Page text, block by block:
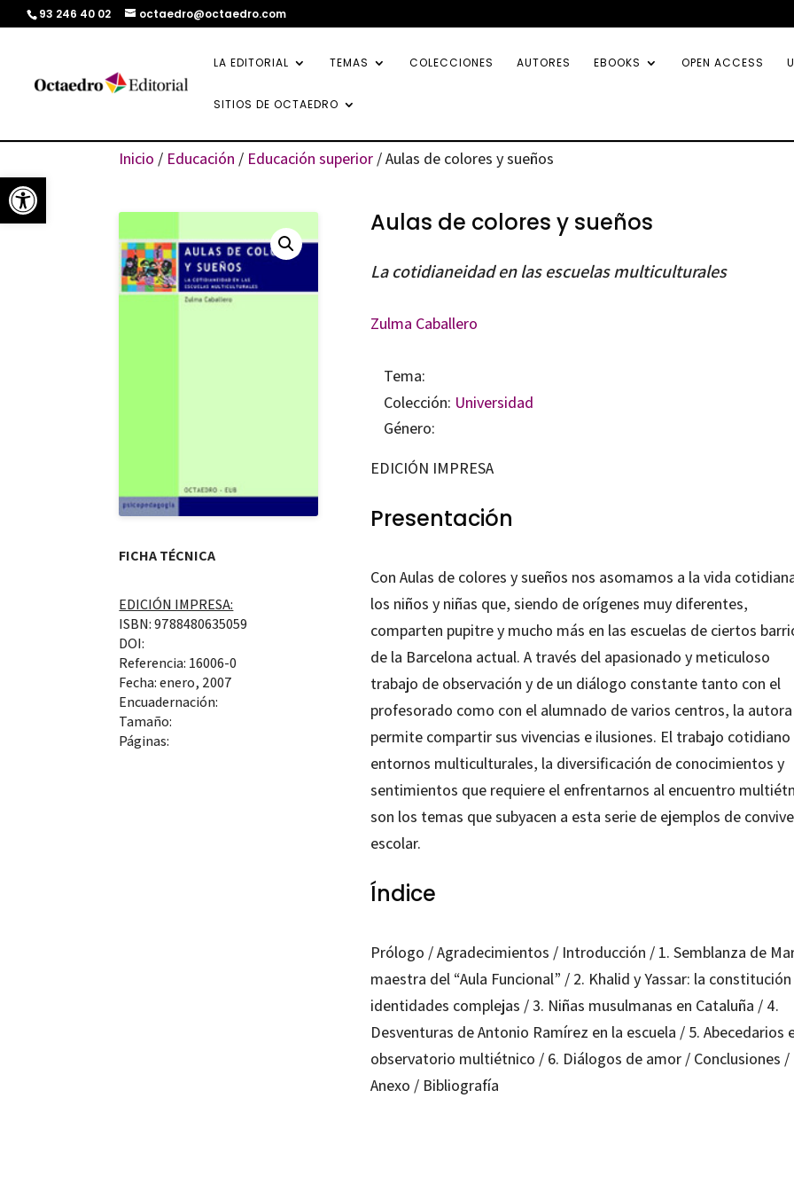
Abrir barra de herramientas
93 246 40 02 octaedro@octaedro.com
LA EDITORIAL TEMAS COLECCIONES AUTORES EBOOKS OPEN ACCESS
SITIOS DE OCTAEDRO
Inicio / Educación / Educación superior / Aulas de colores y sueños
FICHA TÉCNICA
EDICIÓN IMPRESA:
ISBN: 9788480635059
DOI:
Referencia: 16006-0
Fecha: enero, 2007
Encuadernación:
Tamaño:
Páginas:
Aulas de colores y sueños
La cotidianeidad en las escuelas multiculturales
Zulma Caballero
Tema:
Colección: Universidad
Género:
EDICIÓN IMPRESA
Presentación
Con Aulas de colores y sueños nos asomamos a la vida
los niños y niñas que, siendo de orígenes muy diferentes,
comparten pupitre y mucho más en las escuelas de ciertos
de la Barcelona actual. A través del apasionado y meticuloso
trabajo de observación y de un diálogo constante tanto con el
profesorado como con el alumnado de varios centros, la
permite compartir sus vivencias e ilusiones. El trabajo cotidiano
entornos multiculturales, la diversificación de conocimientos y
sentimientos que requiere el enfrentarnos al encuentro
son los temas que subyacen a esta serie de ejemplos de
escolar.
Índice
Prólogo / Agradecimientos / Introducción / 1. Semblanza de
maestra del “Aula Funcional” / 2. Khalid y Yassar: la
identidades complejas / 3. Niñas musulmanas en Cataluña / 4.
Desventuras de Antonio Ramírez en la escuela / 5. Abecedarios
observatorio multiétnico / 6. Diálogos de amor / Conclusiones /
Anexo / Bibliografía